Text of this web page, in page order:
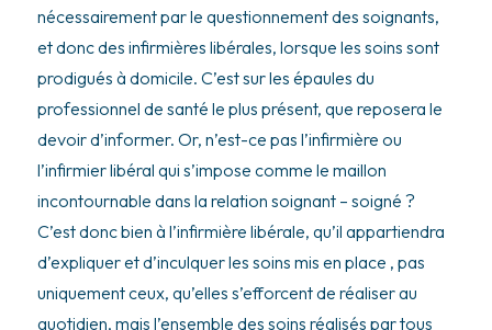
nécessairement par le questionnement des soignants,
et donc des infirmières libérales, lorsque les soins sont
prodigués à domicile. C’est sur les épaules du
professionnel de santé le plus présent, que reposera le
devoir d’informer. Or, n’est-ce pas l’infirmière ou
l’infirmier libéral qui s’impose comme le maillon
incontournable dans la relation soignant – soigné ?
C’est donc bien à l’infirmière libérale, qu’il appartiendra
d’expliquer et d’inculquer les soins mis en place , pas
uniquement ceux, qu’elles s’efforcent de réaliser au
quotidien, mais l’ensemble des soins réalisés par tous